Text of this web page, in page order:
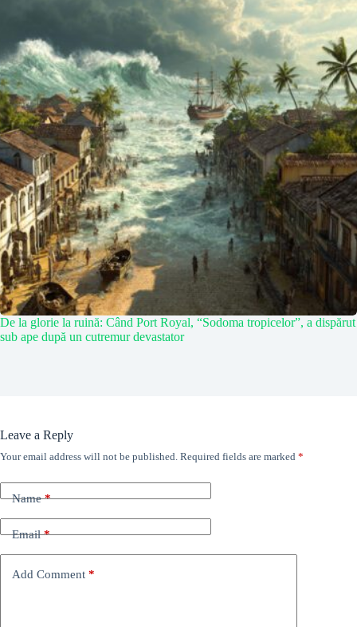
De la glorie la ruină: Când Port Royal, “Sodoma tropicelor”, a dispărut
sub ape după un cutremur devastator
Leave a Reply
Your email address will not be published. Required fields are marked *
Name*
Email*
Add Comment *